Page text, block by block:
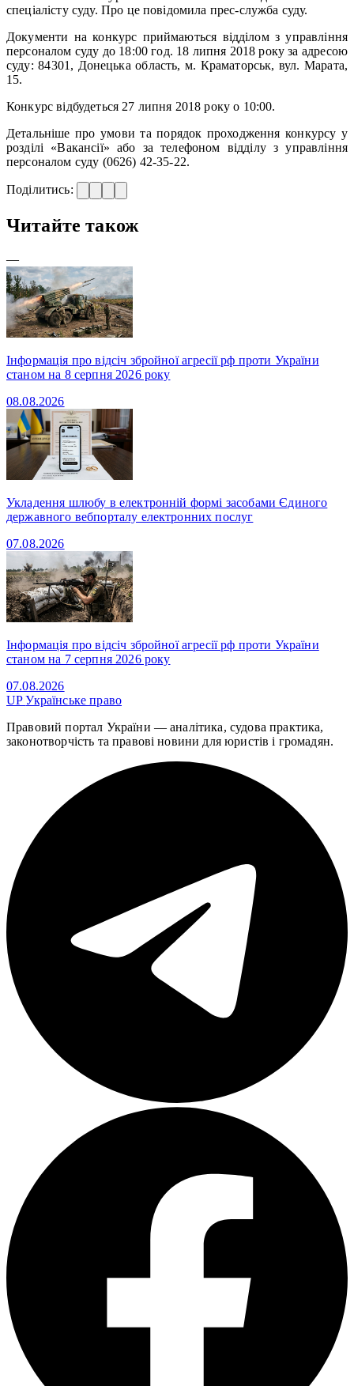
спеціалісту суду. Про це повідомила прес-служба суду.
Документи на конкурс приймаються відділом з управління
персоналом суду до 18:00 год. 18 липня 2018 року за адресою
суду: 84301, Донецька область, м. Краматорськ, вул. Марата,
15.
Конкурс відбудеться 27 липня 2018 року о 10:00.
Детальніше про умови та порядок проходження конкурсу у
розділі «Вакансії» або за телефоном відділу з управління
персоналом суду (0626) 42-35-22.
Поділитись:
Читайте також
—
Інформація про відсіч збройної агресії рф проти України
станом на 8 серпня 2026 року
08.08.2026
Укладення шлюбу в електронній формі засобами Єдиного
державного вебпорталу електронних послуг
07.08.2026
Інформація про відсіч збройної агресії рф проти України
станом на 7 серпня 2026 року
07.08.2026
UPУкраїнське право
Правовий портал України — аналітика, судова практика,
законотворчість та правові новини для юристів і громадян.